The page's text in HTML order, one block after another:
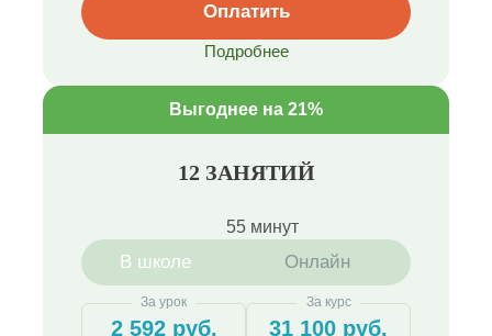
Оплатить
Подробнее
Выгоднее на 21%
12 ЗАНЯТИЙ
55 минут
В школе Онлайн
За урок
2 592 руб.
За курс
31 100 руб.